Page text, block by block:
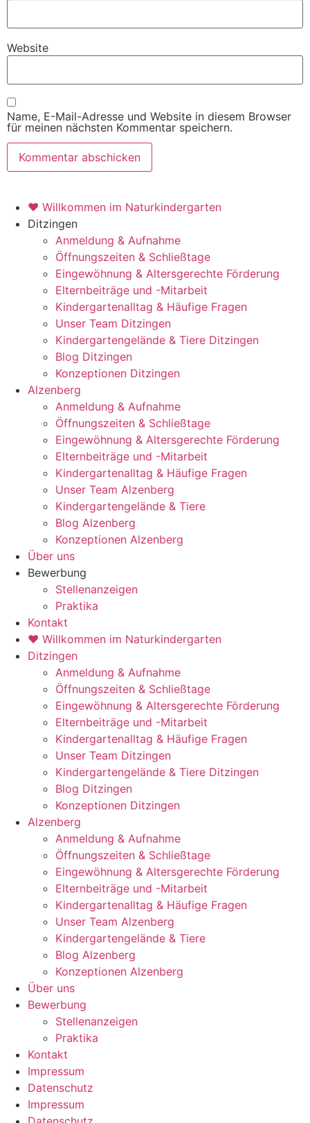
Website
Name, E-Mail-Adresse und Website in diesem Browser
für meinen nächsten Kommentar speichern.
♥ Willkommen im Naturkindergarten
Ditzingen
Anmeldung & Aufnahme
Öffnungszeiten & Schließtage
Eingewöhnung & Altersgerechte Förderung
Elternbeiträge und -Mitarbeit
Kindergartenalltag & Häufige Fragen
Unser Team Ditzingen
Kindergartengelände & Tiere Ditzingen
Blog Ditzingen
Konzeptionen Ditzingen
Alzenberg
Anmeldung & Aufnahme
Öffnungszeiten & Schließtage
Eingewöhnung & Altersgerechte Förderung
Elternbeiträge und -Mitarbeit
Kindergartenalltag & Häufige Fragen
Unser Team Alzenberg
Kindergartengelände & Tiere
Blog Alzenberg
Konzeptionen Alzenberg
Über uns
Bewerbung
Stellenanzeigen
Praktika
Kontakt
♥ Willkommen im Naturkindergarten
Ditzingen
Anmeldung & Aufnahme
Öffnungszeiten & Schließtage
Eingewöhnung & Altersgerechte Förderung
Elternbeiträge und -Mitarbeit
Kindergartenalltag & Häufige Fragen
Unser Team Ditzingen
Kindergartengelände & Tiere Ditzingen
Blog Ditzingen
Konzeptionen Ditzingen
Alzenberg
Anmeldung & Aufnahme
Öffnungszeiten & Schließtage
Eingewöhnung & Altersgerechte Förderung
Elternbeiträge und -Mitarbeit
Kindergartenalltag & Häufige Fragen
Unser Team Alzenberg
Kindergartengelände & Tiere
Blog Alzenberg
Konzeptionen Alzenberg
Über uns
Bewerbung
Stellenanzeigen
Praktika
Kontakt
Impressum
Datenschutz
Impressum